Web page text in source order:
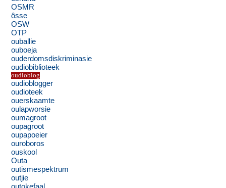
OSMR
ôsse
OSW
OTP
ouballie
ouboeja
ouderdomsdiskriminasie
oudiobiblioteek
oudioblog
oudioblogger
oudioteek
ouerskaamte
oulapworsie
oumagroot
oupagroot
oupapoeier
ouroboros
ouskool
Outa
outismespektrum
outjie